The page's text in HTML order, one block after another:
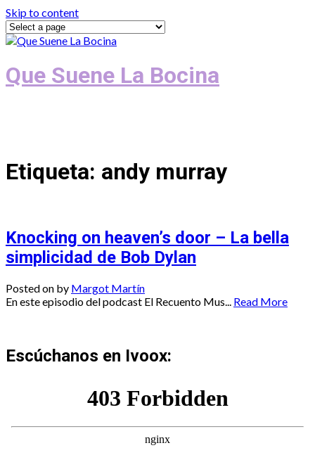
Skip to content
Que Suene La Bocina
Etiqueta: andy murray
Knocking on heaven’s door – La bella
simplicidad de Bob Dylan
Posted on by Margot Martín
En este episodio del podcast El Recuento Mus...
Read More
Escúchanos en Ivoox: